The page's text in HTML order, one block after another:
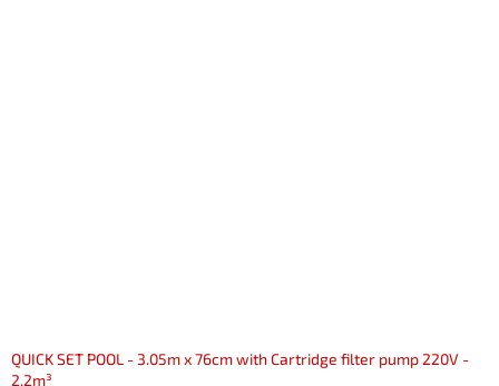
QUICK SET POOL - 3.05m x 76cm with Cartridge filter pump 220V -
2,2m³